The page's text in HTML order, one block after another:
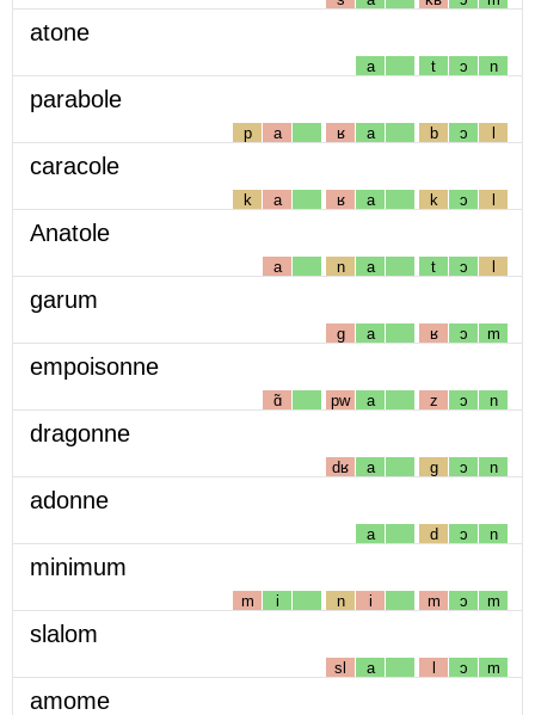
atone
a t ɔ n
parabole
p a ʁ a b ɔ l
caracole
k a ʁ a k ɔ l
Anatole
a n a t ɔ l
garum
g a ʁ ɔ m
empoisonne
ɑ̃ pw a z ɔ n
dragonne
dʁ a g ɔ n
adonne
a d ɔ n
minimum
m i n i m ɔ m
slalom
sl a l ɔ m
amome